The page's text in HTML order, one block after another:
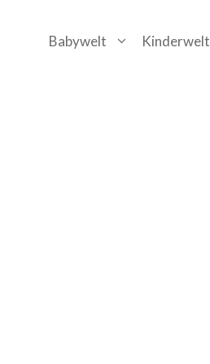
ZumBabywelt Kinderwelt